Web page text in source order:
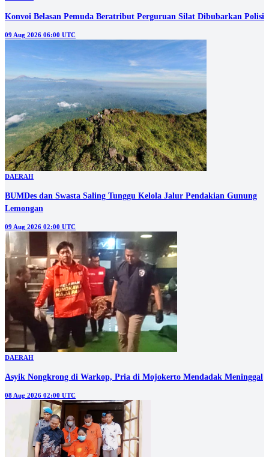
Konvoi Belasan Pemuda Beratribut Perguruan Silat Dibubarkan Polisi
09 Aug 2026 06:00 UTC
DAERAH
BUMDes dan Swasta Saling Tunggu Kelola Jalur Pendakian Gunung
Lemongan
09 Aug 2026 02:00 UTC
DAERAH
Asyik Nongkrong di Warkop, Pria di Mojokerto Mendadak Meninggal
08 Aug 2026 02:00 UTC